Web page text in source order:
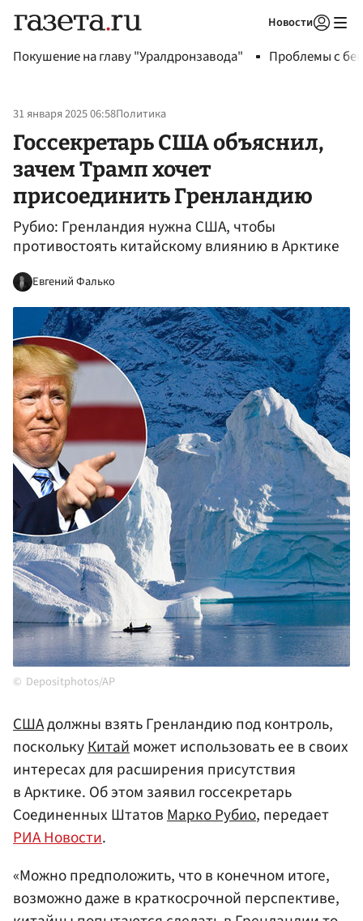
Новости
Покушение на главу "Уралдронзавода" Проблемы с
31 января 2025 06:58Политика
Госсекретарь США объяснил,
зачем Трамп хочет
присоединить Гренландию
Рубио: Гренландия нужна США, чтобы
противостоять китайскому влиянию в Арктике
Евгений Фалько
Depositphotos/AP
СШАдолжны взять Гренландию под контроль,
посколькуКитайможет использовать ее в своих
интересах для расширения присутствия
в Арктике. Об этом заявил госсекретарь
Соединенных ШтатовМарко Рубио, передает
РИА Новости.
«Можно предположить, что в конечном итоге,
возможно даже в краткосрочной перспективе,